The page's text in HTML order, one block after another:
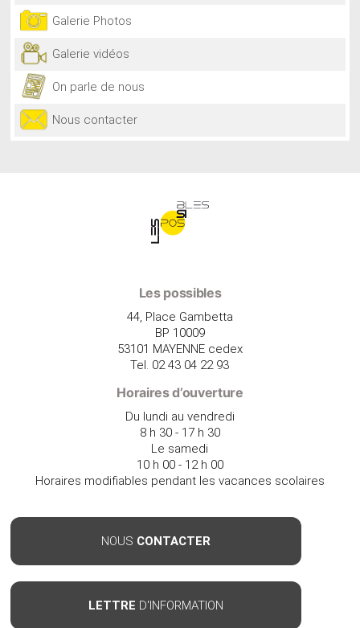
Galerie Photos
Galerie vidéos
On parle de nous
Nous contacter
Les possibles
44, Place Gambetta
BP 10009
53101 MAYENNE cedex
Tel. 02 43 04 22 93
Horaires d’ouverture
Du lundi au vendredi
8 h 30 - 17 h 30
Le samedi
10 h 00 - 12 h 00
Horaires modifiables pendant les vacances scolaires
NOUS CONTACTER
LETTRE D'INFORMATION